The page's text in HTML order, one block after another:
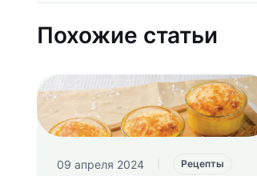
Похожие статьи
09 апреля 2024 Рецепты